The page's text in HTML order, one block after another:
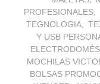
PROFESIONALES
TEGNOLOGIA
Y USB
MOCHILAS
BOLSAS